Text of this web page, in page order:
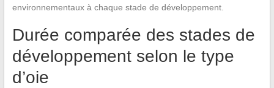
environnementaux à chaque stade de développement.
Durée comparée des stades de
développement selon le type
d’oie